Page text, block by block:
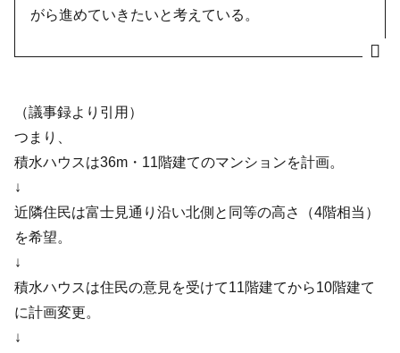
がら進めていきたいと考えている。
（議事録より引用）
つまり、
積水ハウスは36m・11階建てのマンションを計画。
↓
近隣住民は富士見通り沿い北側と同等の高さ（4階相当）
を希望。
↓
積水ハウスは住民の意見を受けて11階建てから10階建て
に計画変更。
↓